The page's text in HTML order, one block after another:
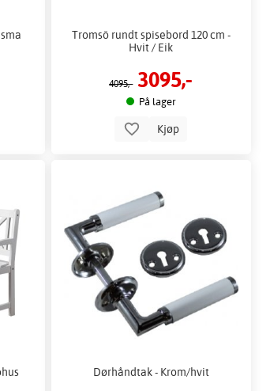
Tromsö rundt spisebord 120 cm -
Hvit / Eik
4095,- 3095,-
På lager
Kjøp
Dørhåndtak - Krom/hvit